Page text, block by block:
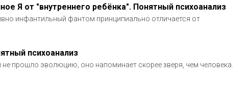
Я от "внутреннего ребёнка". Понятный психоанализ
инфантильный фантом принципиально отличается от
психоанализ
прошло эволюцию, оно напоминает скорее зверя, чем человека.